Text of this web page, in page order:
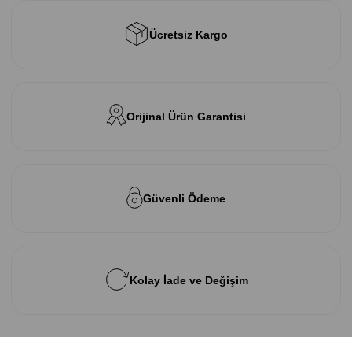
Ücretsiz Kargo
Orijinal Ürün Garantisi
Güvenli Ödeme
Kolay İade ve Değişim